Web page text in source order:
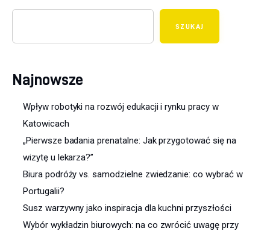
SZUKAJ
Najnowsze
Wpływ robotyki na rozwój edukacji i rynku pracy w
Katowicach
„Pierwsze badania prenatalne: Jak przygotować się na
wizytę u lekarza?”
Biura podróży vs. samodzielne zwiedzanie: co wybrać w
Portugalii?
Susz warzywny jako inspiracja dla kuchni przyszłości
Wybór wykładzin biurowych: na co zwrócić uwagę przy